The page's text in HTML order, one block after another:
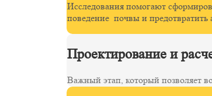
Исследования помогают
поведение почвы и предотвратить
Проектирование и
Важный этап, который позволяет